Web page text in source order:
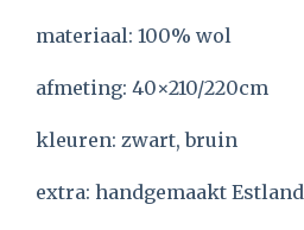
materiaal: 100% wol
afmeting: 40×210/220cm
kleuren: zwart, bruin
extra: handgemaakt Estland